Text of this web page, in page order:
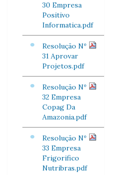
30 Empresa
Positivo
Informatica.pdf
Resolução Nº
31 Aprovar
Projetos.pdf
Resolução Nº
32 Empresa
Copag Da
Amazonia.pdf
Resolução Nº
33 Empresa
Frigorifico
Nutribras.pdf